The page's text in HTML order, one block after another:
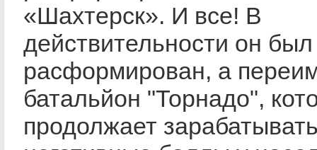
«Шахтерск». И все! В
действительности он
расформирован, а
батальйон "Торнадо",
продолжает